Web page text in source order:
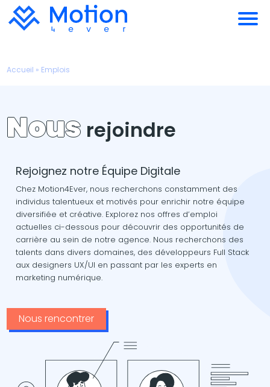
Accueil » Emplois
Nous rejoindre
Rejoignez notre Équipe Digitale
Chez Motion4Ever, nous recherchons constamment des
individus talentueux et motivés pour enrichir notre équipe
diversifiée et créative. Explorez nos offres d’emploi
actuelles ci-dessous pour découvrir des opportunités de
carrière au sein de notre agence. Nous recherchons des
talents dans divers domaines, des développeurs Full Stack
aux designers UX/UI en passant par les experts en
marketing numérique.
Nous rencontrer